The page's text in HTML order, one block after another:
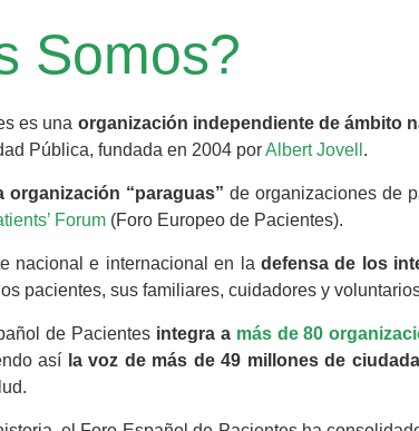
Somos?
es una organización independiente de ámbito
Pública, fundada en 2004 porAlbert Jovell .
organización “paraguas” de organizaciones de
Forum (Foro Europeo de Pacientes).
nacional e internacional en la defensa de los
pacientes, sus familiares, cuidadores y
de Pacientes integra a más de 80
así la voz de más de 49 millones de